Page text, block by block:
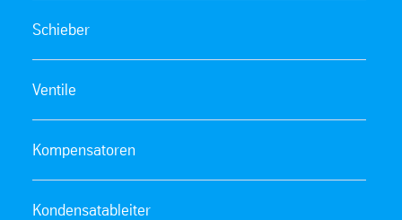
Schieber
Ventile
Kompensatoren
Kondensatableiter